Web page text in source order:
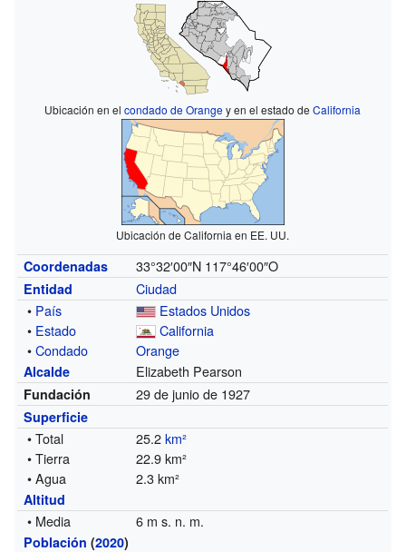
Ubicación en elcondado de Orangey en el estado deCalifornia
Ubicación de California en EE. UU.
Coordenadas 33°32′00″N 117°46′00″O
Entidad
Ciudad
• País
Estados Unidos
• Estado
California
•Condado Orange
Alcalde Elizabeth Pearson
Fundación 29 de junio de 1927
Superficie
• Total 25.2km²
• Tierra
22.9 km²
• Agua
2.3 km²
Altitud
• Media 6 m s. n. m.
Población (2020)